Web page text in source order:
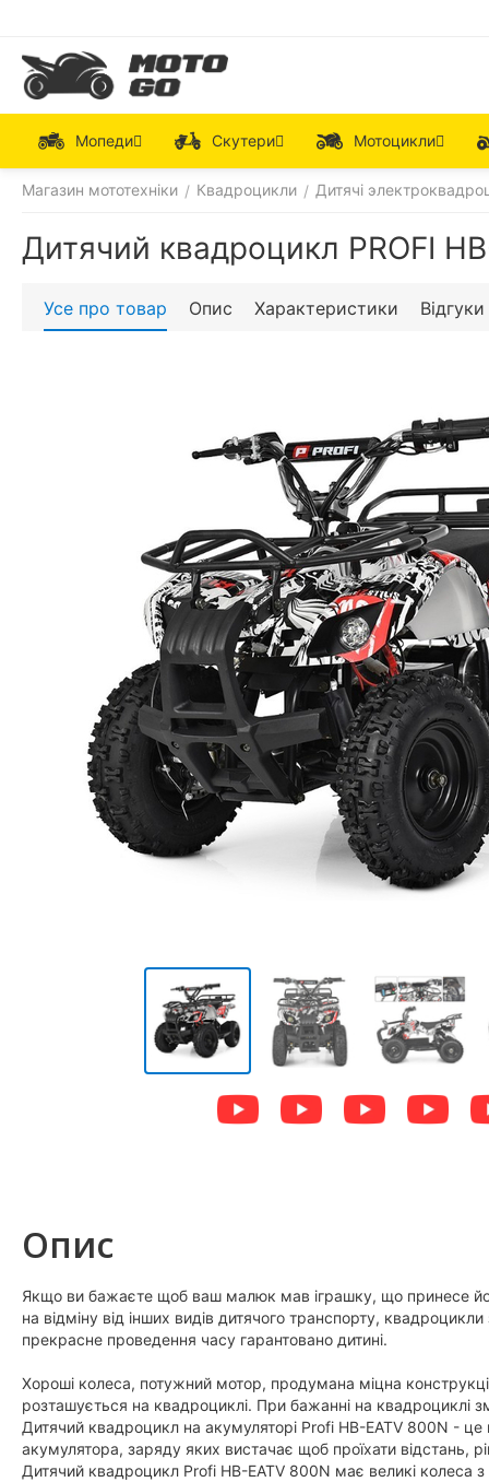
Мопеди Скутери Мотоцикли
Магазин мототехніки / Квадроцикли / Дитячі
Дитячий квадроцикл PROFI
Усе про товар Опис Характеристики Відгуки
Опис
Якщо ви бажаєте щоб ваш малюк мав іграшку, що принесе
на відміну від інших видів дитячого транспорту,
прекрасне проведення часу гарантовано дитині.
Хороші колеса, потужний мотор, продумана міцна
розташується на квадроциклі. При бажанні на квадроциклі
Дитячий квадроцикл на акумуляторі Profi HB-EATV 800N -
акумулятора, заряду яких вистачає щоб проїхати
Дитячий квадроцикл Profi HB-EATV 800N має великі колеса